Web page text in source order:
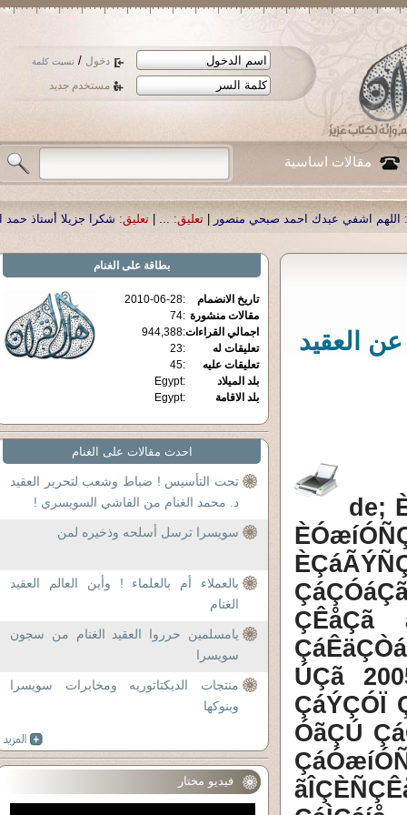
دخول / نسيت كلمة
مستخدم جديد
مقالات اساسية
|تعليق: ...
|تعليق: شكرا جزيلا أستاذ حمد الحمد .أكرمكم الله .| تعليق: نسأل
عن العقيد
de;
ÇÊåÇã
ÚÇã
ÇáÝÇÓÏ
ÓãÇÚ
بطاقة على الغنام
تاريخ الانضمام :
2010-06-28
مقالات منشورة :
74
اجمالي القراءات:
944,388
تعليقات له
:
23
تعليقات عليه
:
45
بلد الميلاد
:
Egypt
بلد الاقامة
:
Egypt
احدث مقالات على الغنام
تحت التأسيس ! ضباط وشعب لتحرير العقيد
د. محمد الغنام من الفاشي السويسري !
سويسرا ترسل أسلحه وذخيره لمن
بالعملاء أم بالعلماء ! وأين العالم العقيد
الغنام
يامسلمين حرروا العقيد الغنام من سجون
سويسرا
منتجات الديكتاتوريه ومخابرات سويسرا
وبنوكها
فيديو مختار